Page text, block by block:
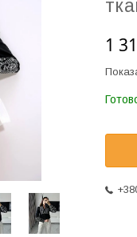
1